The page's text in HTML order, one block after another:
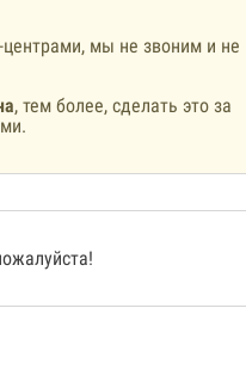
мы не звоним и не
, тем более, сделать это за